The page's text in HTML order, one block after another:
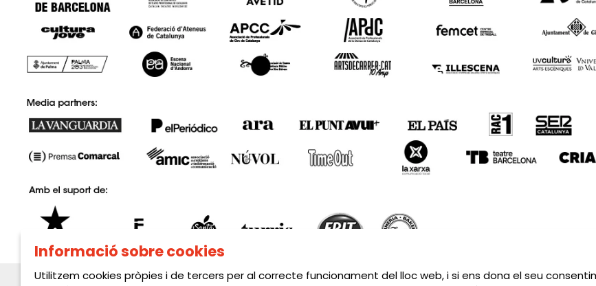
Sitemap | Avís Legal | Política de privacitat |
Informació sobre cookies
Utilitzem cookies pròpies i de tercers per al correcte funcionament del lloc web, i si ens dona el seu